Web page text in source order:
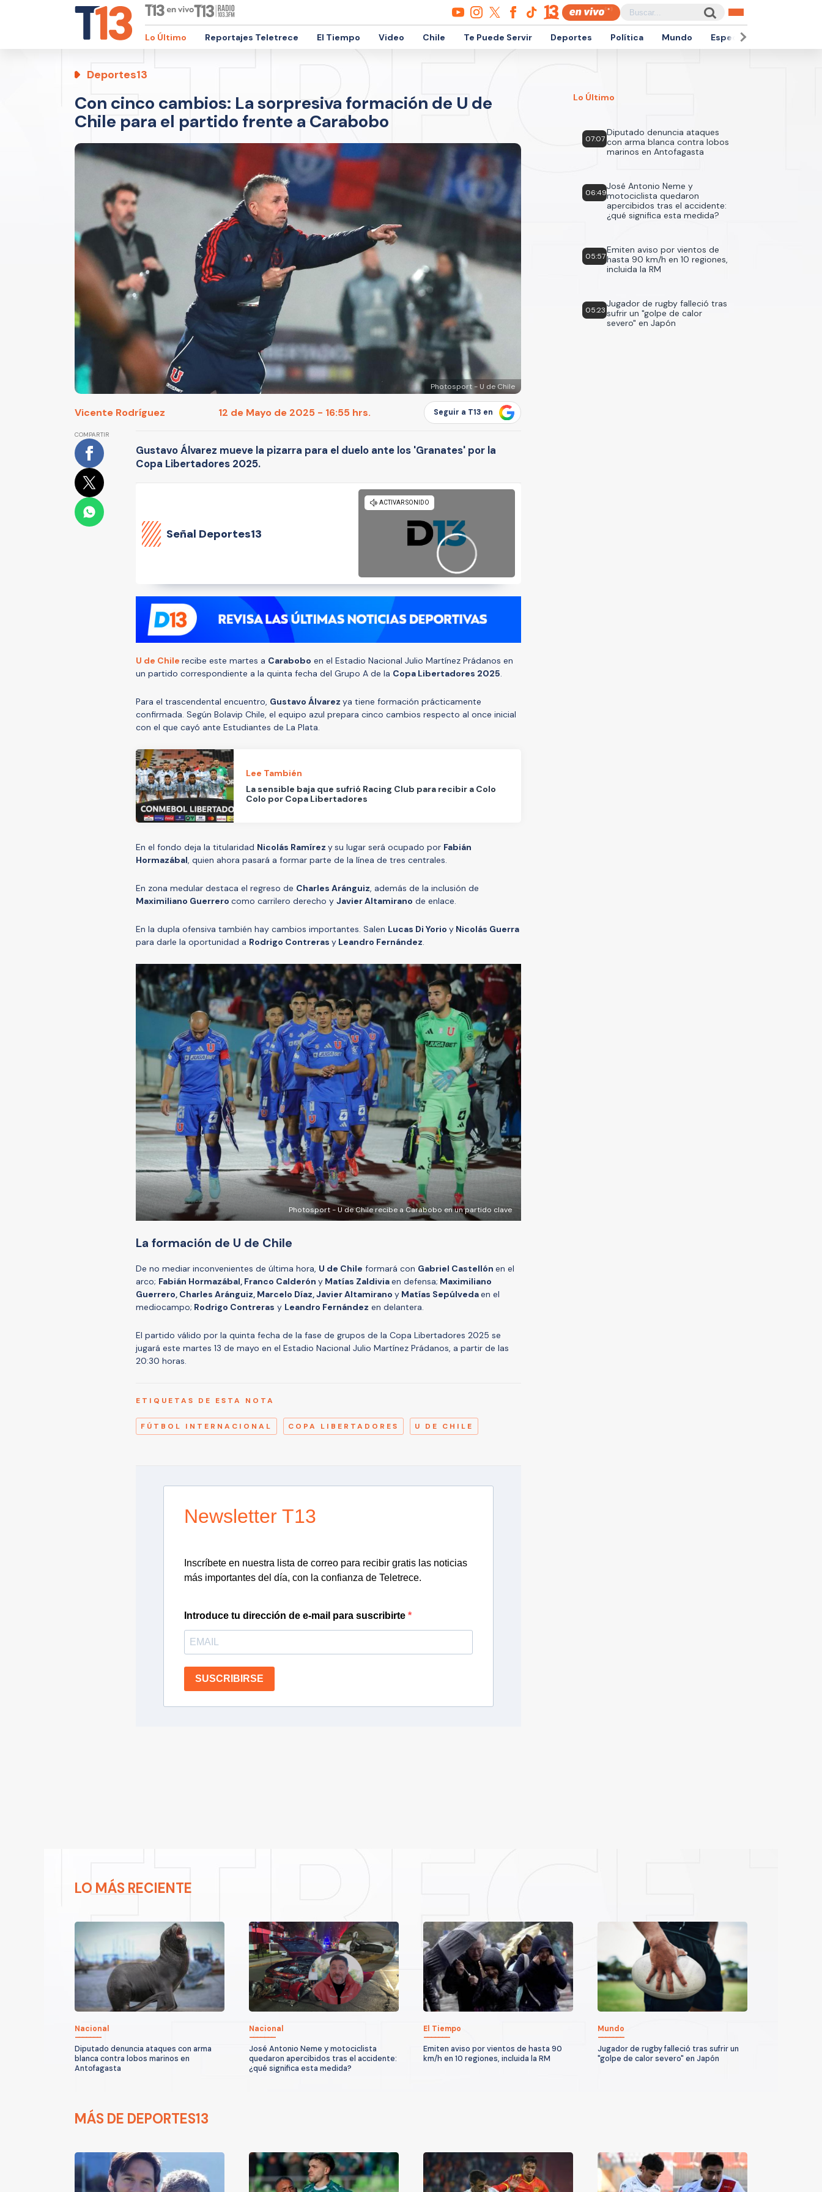
Lo Último Reportajes Teletrece El Tiempo Video Chile Te Puede Servir Deportes Política Mundo Espectáculos
Deportes13
Con cinco cambios: La sorpresiva formación de U de
Chile para el partido frente a Carabobo
Photosport - U de Chile
Vicente Rodríguez 12 de Mayo de 2025 - 16:55 hrs. Seguir a T13 en
COMPARTIR
Gustavo Álvarez mueve la pizarra para el duelo ante los 'Granates' por la
Copa Libertadores 2025.
Señal Deportes13
U de Chile recibe este martes a Carabobo en el Estadio Nacional Julio Martínez Prádanos en
un partido correspondiente a la quinta fecha del Grupo A de la Copa Libertadores 2025.
Para el trascendental encuentro, Gustavo Álvarez ya tiene formación prácticamente
confirmada. Según Bolavip Chile, el equipo azul prepara cinco cambios respecto al once inicial
con el que cayó ante Estudiantes de La Plata.
Lee También
La sensible baja que sufrió Racing Club para recibir a Colo
Colo por Copa Libertadores
En el fondo deja la titularidad Nicolás Ramírez ysu lugar será ocupado por Fabián
Hormazábal, quien ahora pasará a formar parte de la línea de tres centrales.
En zona medular destaca el regreso de Charles Aránguiz, además de la inclusión de
Maximiliano Guerrero como carrilero derecho y Javier Altamirano de enlace.
En la dupla ofensiva también hay cambios importantes. Salen Lucas Di Yorio y Nicolás Guerra
para darle la oportunidad a Rodrigo Contreras y Leandro Fernández.
Photosport - U de Chile recibe a Carabobo en un partido clave
La formación de U de Chile
De no mediar inconvenientes de última hora, U de Chile formará con Gabriel Castellón en el
arco; Fabián Hormazábal, Franco Calderón y Matías Zaldiviaen defensa; Maximiliano
Guerrero, Charles Aránguiz, Marcelo Díaz, Javier Altamirano y Matías Sepúlvedaen el
mediocampo; Rodrigo Contreras y Leandro Fernández en delantera.
El partido válido por la quinta fecha de la fase de grupos de la Copa Libertadores 2025 se
jugará este martes 13 de mayo en el Estadio Nacional Julio Martínez Prádanos, a partir de las
20:30 horas.
ETIQUETAS DE ESTA NOTA
FÚTBOL INTERNACIONAL COPA LIBERTADORES U DE CHILE
Newsletter T13
Inscríbete en nuestra lista de correo para recibir gratis las noticias
más importantes del día, con la confianza de Teletrece.
Introduce tu dirección de e-mail para suscribirte
SUSCRIBIRSE
Lo Último
07:07
Diputado denuncia ataques
con arma blanca contra lobos
marinos en Antofagasta
06:49
José Antonio Neme y
motociclista quedaron
apercibidos tras el accidente:
¿qué significa esta medida?
05:57
Emiten aviso por vientos de
hasta 90 km/h en 10 regiones,
incluida la RM
05:23
Jugador de rugby falleció tras
sufrir un "golpe de calor
severo" en Japón
LO MÁS RECIENTE
Nacional
Diputado denuncia ataques con arma
blanca contra lobos marinos en
Antofagasta
Nacional
José Antonio Neme y motociclista
quedaron apercibidos tras el accidente:
¿qué significa esta medida?
El Tiempo
Emiten aviso por vientos de hasta 90
km/h en 10 regiones, incluida la RM
Mundo
Jugador de rugby falleció tras sufrir un
"golpe de calor severo" en Japón
MÁS DE DEPORTES13